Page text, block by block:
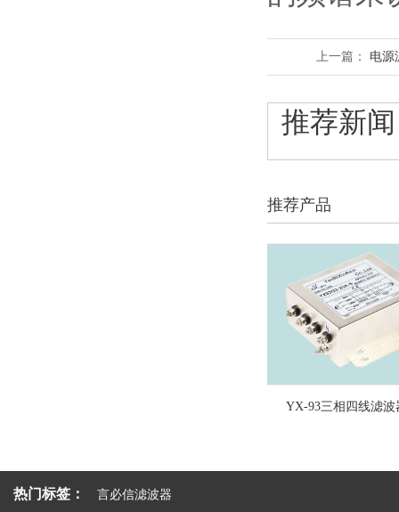
上一篇： 电源
推荐新闻
推荐产品
YX-93三相四线滤波器
热门标签： 言必信滤波器